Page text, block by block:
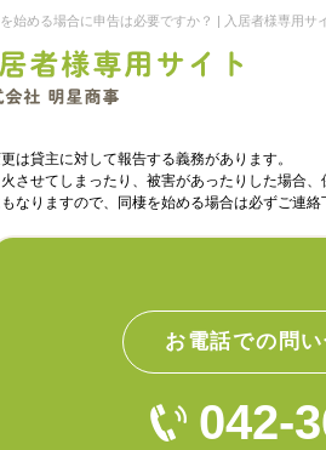
始める場合に申告は必要ですか？ | 入居者様専用サ
は貸主に対して報告する義務があります。
させてしまったり、被害があったりした場合、
なりますので、同棲を始める場合は必ずご連絡
お電話での問
042-